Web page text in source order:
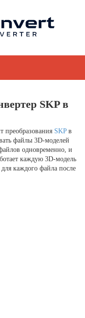
SKP в
преобразования SKPв
файлы 3D-моделей
одновременно, и
каждую 3D-модель
каждого файла после